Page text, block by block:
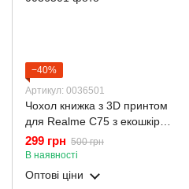
−40%
Артикул: 0036501
Чохол книжка з 3D принтом
для Realme C75 з екошкіри із
підставкою та магнитом
чорна gd2
299 грн 500 грн
В наявності
Оптові ціни